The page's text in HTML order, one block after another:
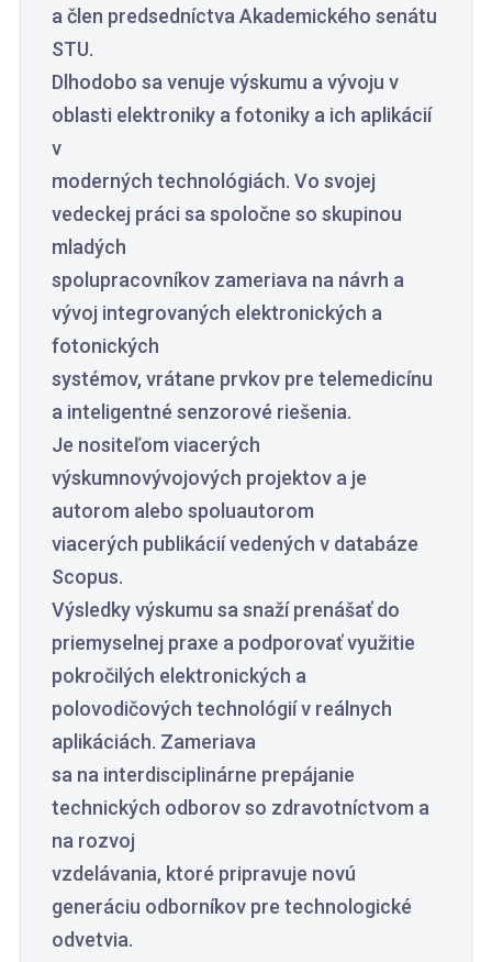
a člen predsedníctva Akademického senátu
STU.
Dlhodobo sa venuje výskumu a vývoju v
oblasti elektroniky a fotoniky a ich aplikácií
v
moderných technológiách. Vo svojej
vedeckej práci sa spoločne so skupinou
mladých
spolupracovníkov zameriava na návrh a
vývoj integrovaných elektronických a
fotonických
systémov, vrátane prvkov pre telemedicínu
a inteligentné senzorové riešenia.
Je nositeľom viacerých
výskumnovývojových projektov a je
autorom alebo spoluautorom
viacerých publikácií vedených v databáze
Scopus.
Výsledky výskumu sa snaží prenášať do
priemyselnej praxe a podporovať využitie
pokročilých elektronických a
polovodičových technológií v reálnych
aplikáciách. Zameriava
sa na interdisciplinárne prepájanie
technických odborov so zdravotníctvom a
na rozvoj
vzdelávania, ktoré pripravuje novú
generáciu odborníkov pre technologické
odvetvia.